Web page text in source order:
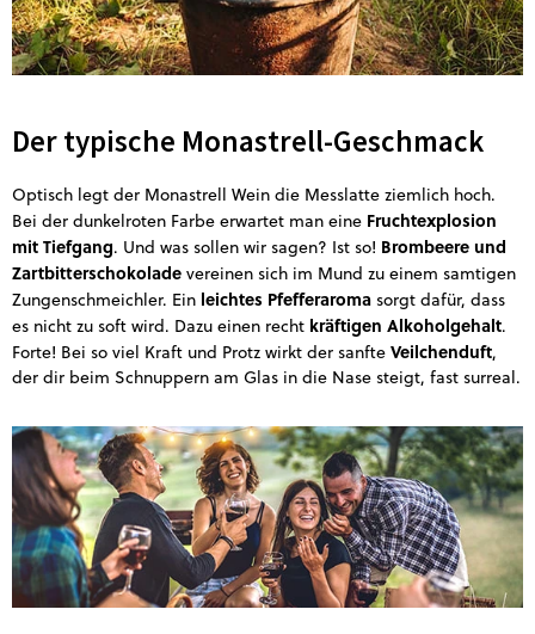
Der typische Monastrell-Geschmack
Optisch legt der Monastrell Wein die Messlatte ziemlich hoch.
Bei der dunkelroten Farbe erwartet man eine Fruchtexplosion
mit Tiefgang. Und was sollen wir sagen? Ist so! Brombeere und
Zartbitterschokolade vereinen sich im Mund zu einem samtigen
Zungenschmeichler. Ein leichtes Pfefferaroma sorgt dafür, dass
es nicht zu soft wird. Dazu einen recht kräftigen Alkoholgehalt.
Forte! Bei so viel Kraft und Protz wirkt der sanfte Veilchenduft,
der dir beim Schnuppern am Glas in die Nase steigt, fast surreal.